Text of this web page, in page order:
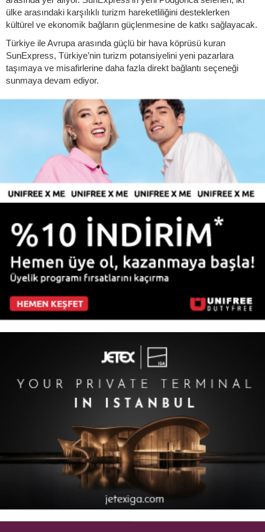
ülke arasındaki karşılıklı turizm hareketliliğini desteklerken
kültürel ve ekonomik bağların güçlenmesine de katkı sağlayacak.
Türkiye ile Avrupa arasında güçlü bir hava köprüsü kuran
SunExpress, Türkiye’nin turizm potansiyelini yeni pazarlara
taşımaya ve misafirlerine daha fazla direkt bağlantı seçeneği
sunmaya devam ediyor.